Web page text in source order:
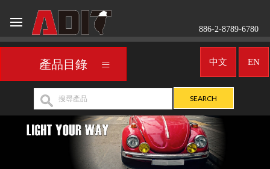
886-2-8789-6780
產品目錄 EN
中文